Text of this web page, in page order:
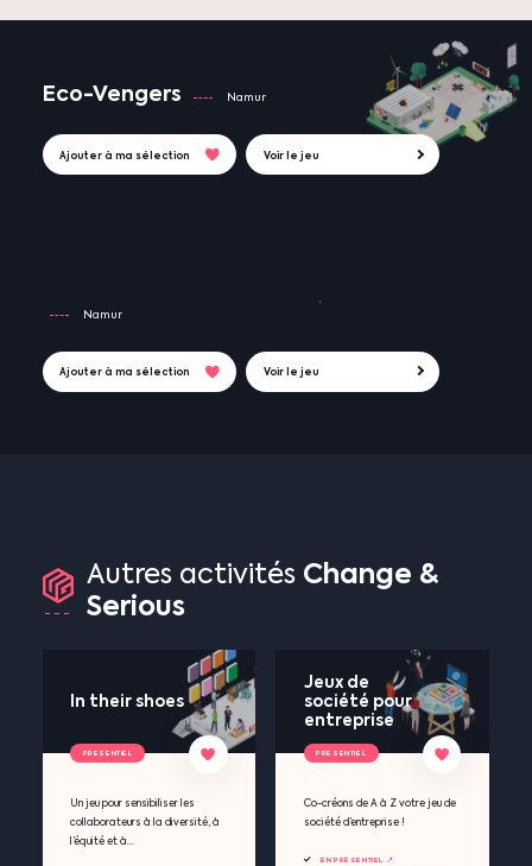
Eco-Vengers Namur
Ajouter à ma sélection Voir le jeu
Namur
Ajouter à ma sélection Voir le jeu
Autres activités Change &
Serious
In their shoes
Un jeu pour sensibiliser les
collaborateurs à la diversité, à
l’équité et à...
PRESENTIEL
Jeux de
société pour
entreprise
Co-créons de A à Z votre jeu de
société d’entreprise !
EN PRÉSENTIEL 📍
PRESENTIEL